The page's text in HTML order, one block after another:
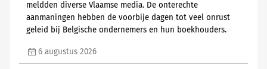
meldden diverse Vlaamse media. De onterechte
aanmaningen hebben de voorbije dagen tot veel onrust
geleid bij Belgische ondernemers en hun boekhouders.
6 augustus 2026